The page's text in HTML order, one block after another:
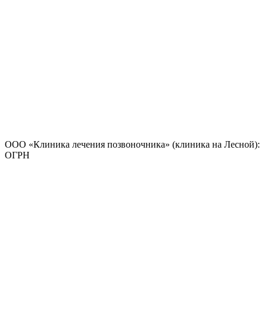
ООО «Клиника лечения позвоночника» (клиника на Лесной):
ОГРН